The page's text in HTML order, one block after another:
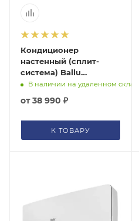
Кондиционер
настенный (сплит-
система) Ballu
Platinum City BSEP-
В наличии на удаленном складе
от38 990 ₽
К ТОВАРУ
помогут с подбором.
ЗАКАЗАТЬ ЗВОНОК